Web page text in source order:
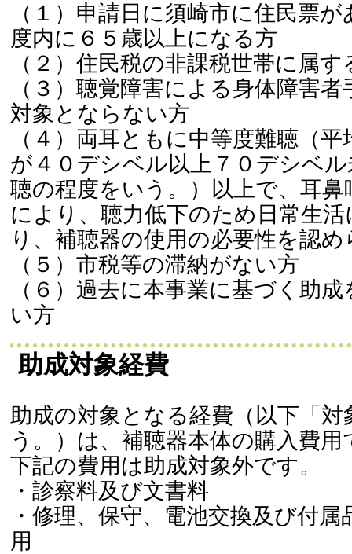
（１）申請日に須崎市に住民票
度内に６５歳以上になる方
（２）住民税の非課税世帯に属す
（３）聴覚障害による身体障害
対象とならない方
（４）両耳ともに中等度難聴（
が４０デシベル以上７０デシベ
聴の程度をいう。）以上で、耳鼻
により、聴力低下のため日常生
り、補聴器の使用の必要性を認
（５）市税等の滞納がない方
（６）過去に本事業に基づく助
い方
助成対象経費
助成の対象となる経費（以下「対
う。）は、補聴器本体の購入費用
下記の費用は助成対象外です。
・診察料及び文書料
・修理、保守、電池交換及び付属
用